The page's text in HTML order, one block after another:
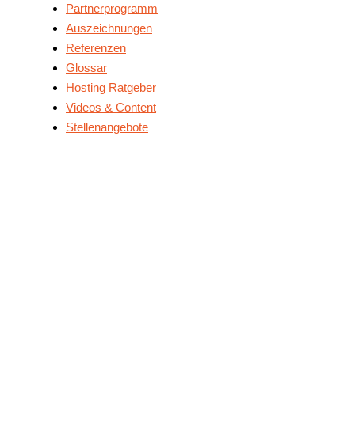
Partnerprogramm
Auszeichnungen
Referenzen
Glossar
Hosting Ratgeber
Videos & Content
Stellenangebote